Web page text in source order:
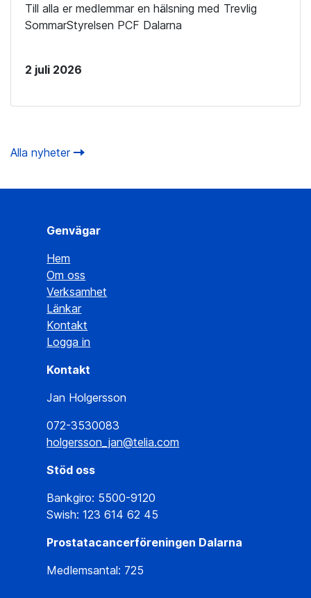
Till alla er medlemmar en hälsning med Trevlig
SommarStyrelsen PCF Dalarna
2 juli 2026
Alla nyheter
Genvägar
Hem
Om oss
Verksamhet
Länkar
Kontakt
Logga in
Kontakt
Jan Holgersson
072-3530083
holgersson_jan@telia.com
Stöd oss
Bankgiro: 5500-9120
Swish: 123 614 62 45
Prostatacancerföreningen Dalarna
Medlemsantal: 725